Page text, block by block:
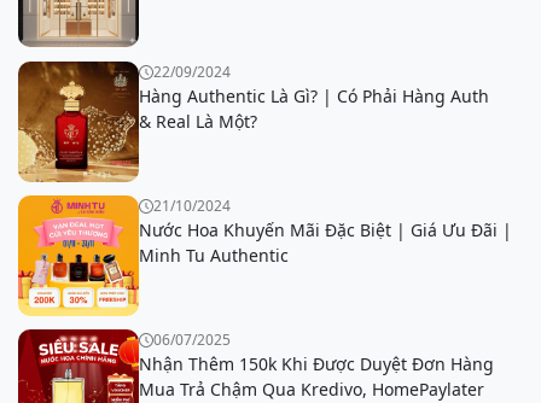
22/09/2024
Hàng Authentic Là Gì? | Có Phải Hàng Auth
& Real Là Một?
21/10/2024
Nước Hoa Khuyến Mãi Đặc Biệt | Giá Ưu Đãi |
Minh Tu Authentic
06/07/2025
Nhận Thêm 150k Khi Được Duyệt Đơn Hàng
Mua Trả Chậm Qua Kredivo, HomePaylater